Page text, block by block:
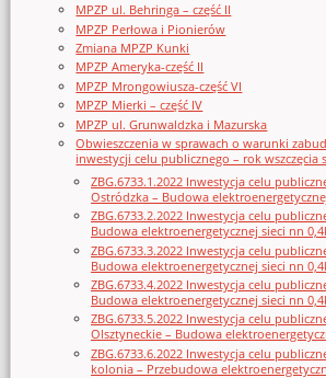
MPZP ul. Behringa – część II
MPZP Perłowa i Pionierów
Zmiana MPZP Kunki
MPZP Ameryka-część II
MPZP Mrongowiusza-część VI
MPZP Mierki – część IV
MPZP ul. Grunwaldzka i Mazurska
Obwieszczenia w sprawach o warunki
inwestycji celu publicznego – rok wszczęcia
ZBG.6733.1.2022 Inwestycja celu
Ostródzka – Budowa
ZBG.6733.2.2022 Inwestycja celu
Budowa elektroenergetycznej sieci nn
ZBG.6733.3.2022 Inwestycja celu
Budowa elektroenergetycznej sieci nn
ZBG.6733.4.2022 Inwestycja celu
Budowa elektroenergetycznej sieci nn
ZBG.6733.5.2022 Inwestycja celu
Olsztyneckie – Budowa
ZBG.6733.6.2022 Inwestycja celu
kolonia – Przebudowa